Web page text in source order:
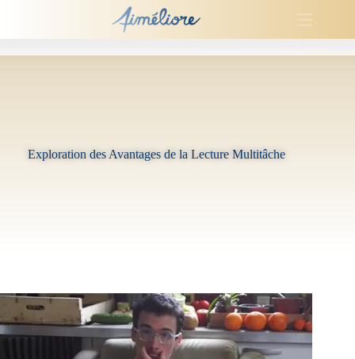
Exploration des Avantages de la Lecture Multitâche